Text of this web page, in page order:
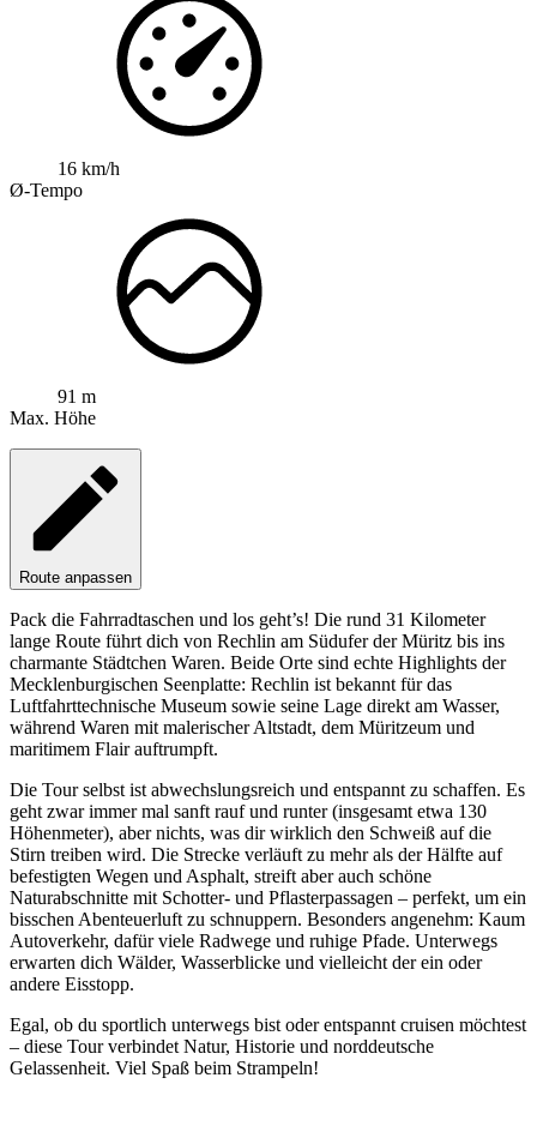
16 km/h
Ø-Tempo
91 m
Max. Höhe
Route anpassen
Pack die Fahrradtaschen und los geht’s! Die rund 31 Kilometer
lange Route führt dich von Rechlin am Südufer der Müritz bis ins
charmante Städtchen Waren. Beide Orte sind echte Highlights der
Mecklenburgischen Seenplatte: Rechlin ist bekannt für das
Luftfahrttechnische Museum sowie seine Lage direkt am Wasser,
während Waren mit malerischer Altstadt, dem Müritzeum und
maritimem Flair auftrumpft.
Die Tour selbst ist abwechslungsreich und entspannt zu schaffen. Es
geht zwar immer mal sanft rauf und runter (insgesamt etwa 130
Höhenmeter), aber nichts, was dir wirklich den Schweiß auf die
Stirn treiben wird. Die Strecke verläuft zu mehr als der Hälfte auf
befestigten Wegen und Asphalt, streift aber auch schöne
Naturabschnitte mit Schotter- und Pflasterpassagen – perfekt, um ein
bisschen Abenteuerluft zu schnuppern. Besonders angenehm: Kaum
Autoverkehr, dafür viele Radwege und ruhige Pfade. Unterwegs
erwarten dich Wälder, Wasserblicke und vielleicht der ein oder
andere Eisstopp.
Egal, ob du sportlich unterwegs bist oder entspannt cruisen möchtest
– diese Tour verbindet Natur, Historie und norddeutsche
Gelassenheit. Viel Spaß beim Strampeln!